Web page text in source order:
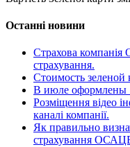
Останні новини
Страхова компанія
страхування.
Стоимость
В июле оформлены
Розміщення відео
каналі компанії.
Як правильно
страхування